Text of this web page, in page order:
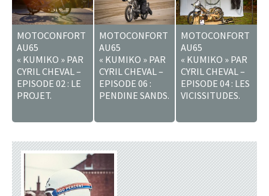
MOTOCONFORT
AU65
« KUMIKO » PAR
CYRIL CHEVAL –
EPISODE 02 : LE
PROJET.
MOTOCONFORT
AU65
« KUMIKO » PAR
CYRIL CHEVAL –
EPISODE 06 :
PENDINE SANDS.
MOTOCONFORT
AU65
« KUMIKO » PAR
CYRIL CHEVAL –
EPISODE 04 : LES
VICISSITUDES.